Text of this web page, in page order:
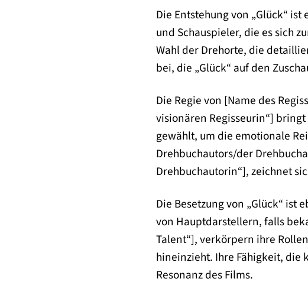
Die Entstehung von „Glück“
und Schauspieler, die es sich
Wahl der Drehorte, die
bei, die „Glück“ auf den
Die Regie von [Name des
visionären Regisseurin“]
gewählt, um die emotionale
Drehbuchautors/der
Drehbuchautorin“], zeichnet
Die Besetzung von „Glück“
von Hauptdarstellern, falls
Talent“], verkörpern ihre
hineinzieht. Ihre Fähigkeit,
Resonanz des Films.